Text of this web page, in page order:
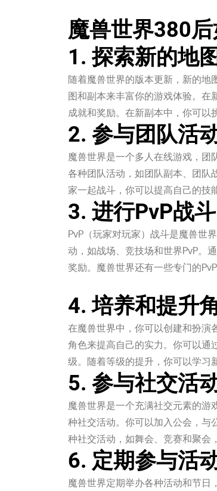
魔兽世界380
1. 探索新的地
随着魔兽世界的版本更新，新的地
图和副本来丰富你的游戏体验。在
成就和奖励。在新副本中，你可以
2. 参与团队活
魔兽世界是一个多人在线游戏，
各种团队活动，如团队副本、团队
家一起战斗，你可以提高自己的技
3. 进行PvP战斗
PvP（玩家对玩家）战斗是魔兽世
动，如战场、竞技场和世界PvP。
奖励。魔兽世界还有一些专门的
4. 培养和提升
在魔兽世界中，你可以创建和扮演
角色来提高自己的实力。你可以通
级。随着等级的提升，你可以学习
5. 参与社交活
魔兽世界是一个充满社交元素的游
种社交活动。你可以加入公会，与
种社交活动，如舞会、竞赛和聚会
6. 定期参与活
魔兽世界定期举办各种活动和节日